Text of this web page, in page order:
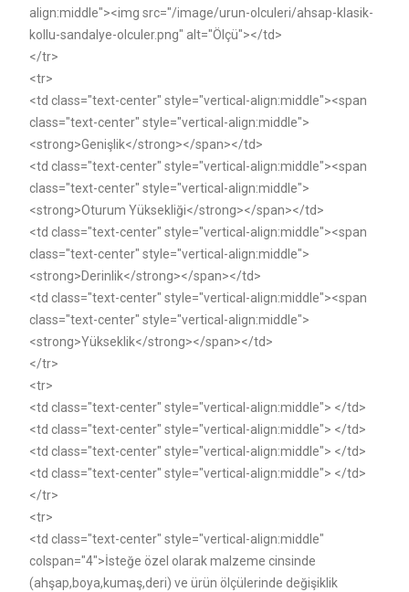
align:middle"><img src="/image/urun-olculeri/ahsap-klasik-
kollu-sandalye-olculer.png" alt="Ölçü"></td>
</tr>
<tr>
<td class="text-center" style="vertical-align:middle"><span
class="text-center" style="vertical-align:middle">
<strong>Genişlik</strong></span></td>
<td class="text-center" style="vertical-align:middle"><span
class="text-center" style="vertical-align:middle">
<strong>Oturum Yüksekliği</strong></span></td>
<td class="text-center" style="vertical-align:middle"><span
class="text-center" style="vertical-align:middle">
<strong>Derinlik</strong></span></td>
<td class="text-center" style="vertical-align:middle"><span
class="text-center" style="vertical-align:middle">
<strong>Yükseklik</strong></span></td>
</tr>
<tr>
<td class="text-center" style="vertical-align:middle"> </td>
<td class="text-center" style="vertical-align:middle"> </td>
<td class="text-center" style="vertical-align:middle"> </td>
<td class="text-center" style="vertical-align:middle"> </td>
</tr>
<tr>
<td class="text-center" style="vertical-align:middle"
colspan="4">İsteğe özel olarak malzeme cinsinde
(ahşap,boya,kumaş,deri) ve ürün ölçülerinde değişiklik